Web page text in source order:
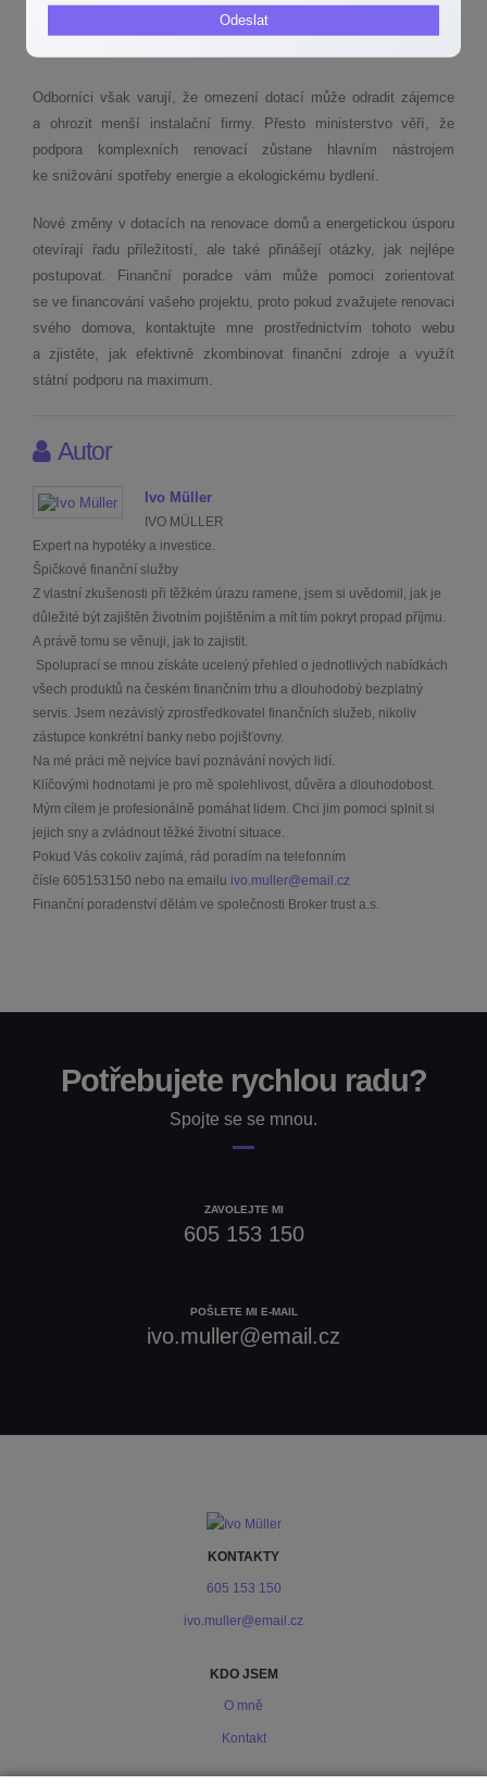
systémy postačí pro dobře zateplené domy a přispějí k větší
Odborníci však varují, že omezení dotací může odradit zájemce
a ohrozit menší instalační firmy. Přesto ministerstvo věří, že
podpora komplexních renovací zůstane hlavním nástrojem
ke snižování spotřeby energie a ekologickému bydlení.
Nové změny v dotacích na renovace domů a energetickou úsporu
otevírají řadu příležitostí, ale také přinášejí otázky, jak nejlépe
postupovat. Finanční poradce vám může pomoci zorientovat
se ve financování vašeho projektu, proto pokud zvažujete renovaci
svého domova, kontaktujte mne prostřednictvím tohoto webu
a zjistěte, jak efektivně zkombinovat finanční zdroje a využít
státní podporu na maximum.
Autor
Ivo Müller
IVO MÜLLER
Expert na hypotéky a investice.
Špičkové finanční služby
Z vlastní zkušenosti při těžkém úrazu ramene, jsem si uvědomil, jak je
důležité být zajištěn životním pojištěním a mít tím pokryt propad příjmu.
A právě tomu se věnuji, jak to zajistit.
Spoluprací se mnou získáte ucelený přehled o jednotlivých nabídkách
všech produktů na českém finančním trhu a dlouhodobý bezplatný
servis. Jsem nezávislý zprostředkovatel finančních služeb, nikoliv
zástupce konkrétní banky nebo pojišťovny.
Na mé práci mě nejvíce baví poznávání nových lidí.
Klíčovými hodnotami je pro mě spolehlivost, důvěra a dlouhodobost.
Mým cílem je profesionálně pomáhat lidem. Chci jim pomoci splnit si
jejich sny a zvládnout těžké životní situace.
Pokud Vás cokoliv zajímá, rád poradím na telefonním
čísle 605153150 nebo na emailu ivo.muller@email.cz
Finanční poradenství dělám ve společnosti Broker trust a.s.
Potřebujete rychlou radu?
Spojte se se mnou.
ZAVOLEJTE MI
605 153 150
POŠLETE MI E-MAIL
ivo.muller@email.cz
KONTAKTY
605 153 150
ivo.muller@email.cz
KDO JSEM
O mně
Kontakt
Odeslat